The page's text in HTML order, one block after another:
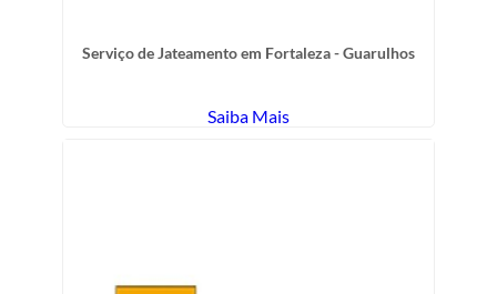
Serviço de Jateamento em Fortaleza - Guarulhos
Saiba Mais